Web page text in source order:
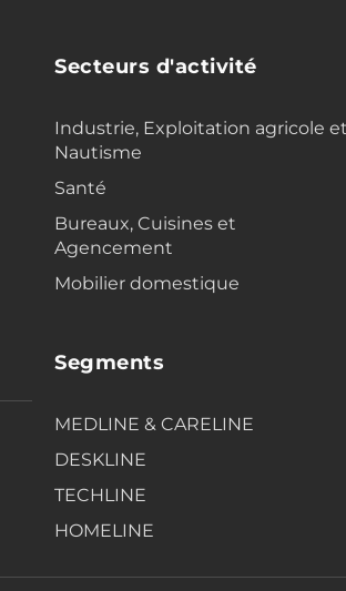
Secteurs d'activité
Industrie, Exploitation agricole et
Nautisme
Santé
Bureaux, Cuisines et
Agencement
Mobilier domestique
Segments
MEDLINE & CARELINE
DESKLINE
TECHLINE
HOMELINE